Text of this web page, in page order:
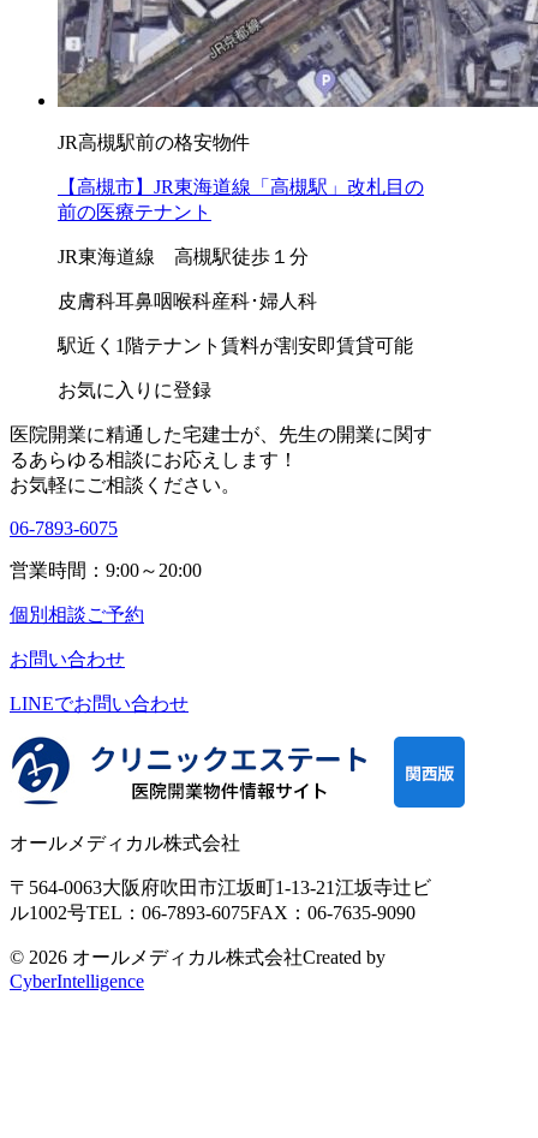
JR高槻駅前の格安物件
【高槻市】JR東海道線「高槻駅」改札目の
前の医療テナント
JR東海道線 高槻駅徒歩１分
皮膚科耳鼻咽喉科産科･婦人科
駅近く 1階テナント 賃料が割安即賃貸可能
お気に入りに登録
医院開業に精通した宅建士が、 先生の開業に関す
るあらゆる相談にお応えします！
お気軽にご相談ください。
06-7893-6075
営業時間：9:00～20:00
個別相談ご予約
お問い合わせ
LINEでお問い合わせ
オールメディカル株式会社
〒564-0063大阪府吹田市江坂町1-13-21江坂寺辻ビ
ル1002号TEL：06-7893-6075FAX：06-7635-9090
© 2026 オールメディカル株式会社Created by
CyberIntelligence